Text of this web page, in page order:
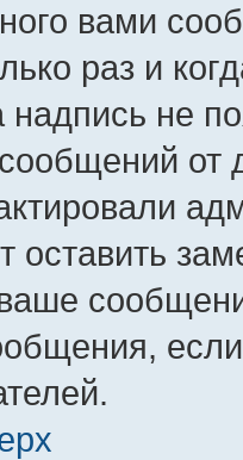
вами
раз и
не
от
оставить